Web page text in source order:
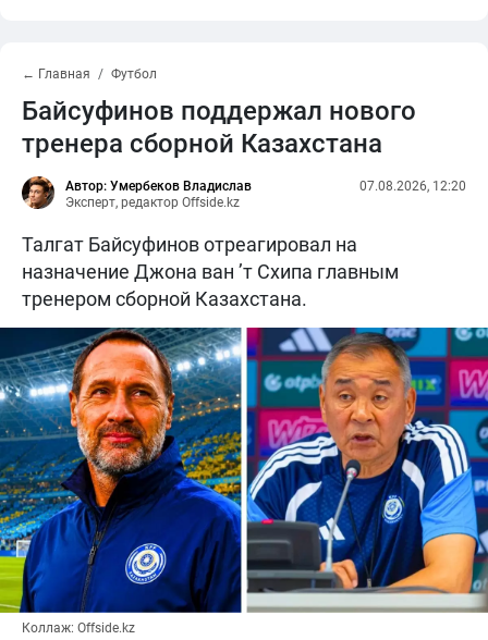
← Главная Футбол
Байсуфинов поддержал нового
тренера сборной Казахстана
Автор: Умербеков Владислав
Эксперт, редактор Offside.kz
07.08.2026, 12:20
Талгат Байсуфинов отреагировал на
назначение Джона ван ’т Схипа главным
тренером сборной Казахстана.
Коллаж: Offside.kz